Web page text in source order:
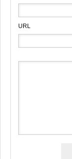
URL